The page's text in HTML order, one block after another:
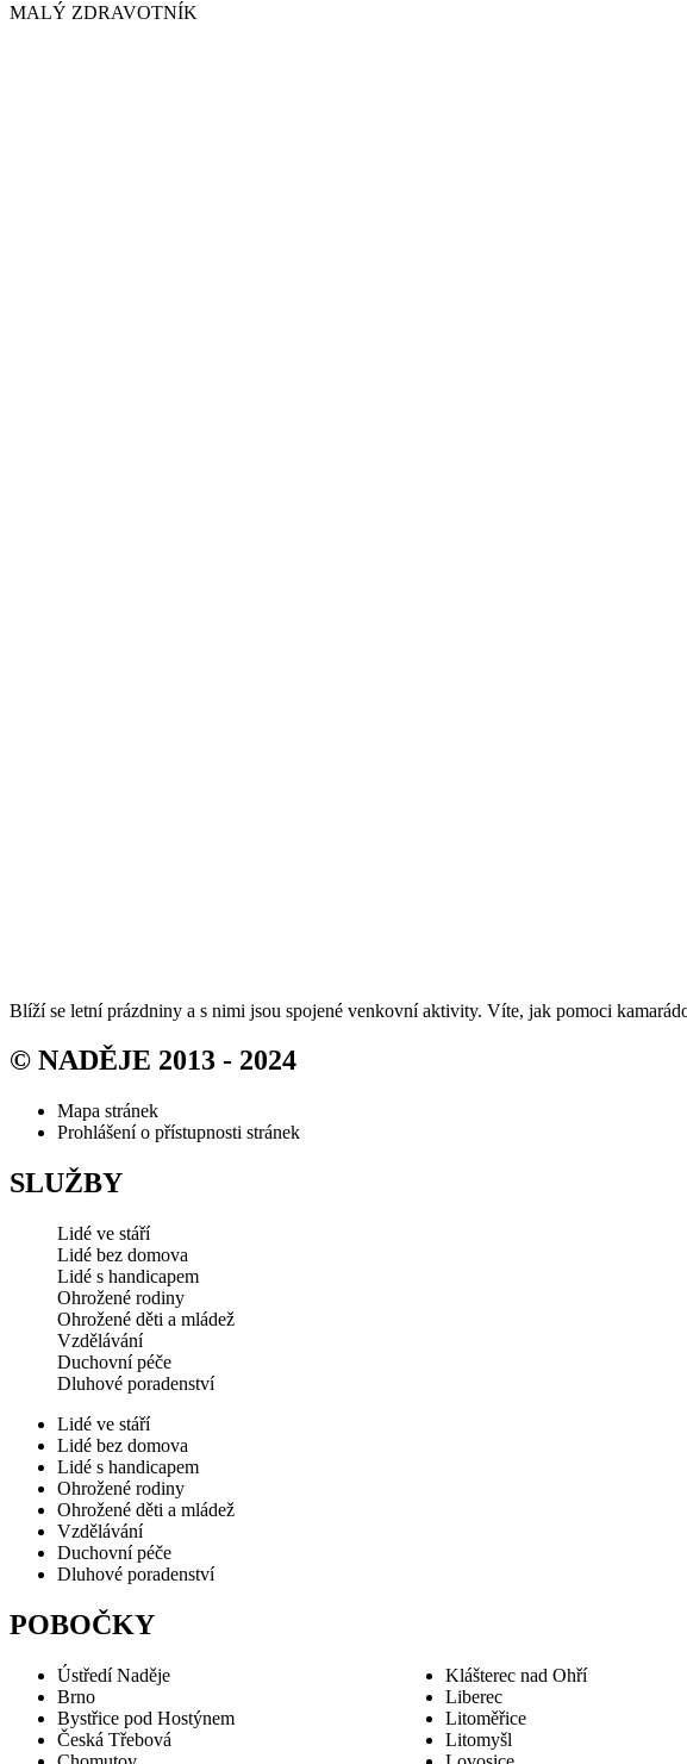
MALÝ ZDRAVOTNÍK
Blíží se letní prázdniny a s nimi jsou spojené venkovní aktivity. Víte, jak pomoci
© NADĚJE 2013 - 2024
Mapa stránek
Prohlášení o přístupnosti stránek
SLUŽBY
Lidé ve stáří
Lidé bez domova
Lidé s handicapem
Ohrožené rodiny
Ohrožené děti a mládež
Vzdělávání
Duchovní péče
Dluhové poradenství
Lidé ve stáří
Lidé bez domova
Lidé s handicapem
Ohrožené rodiny
Ohrožené děti a mládež
Vzdělávání
Duchovní péče
Dluhové poradenství
POBOČKY
Ústředí Naděje
Brno
Bystřice pod Hostýnem
Česká Třebová
Klášterec nad Ohří
Liberec
Litoměřice
Litomyšl